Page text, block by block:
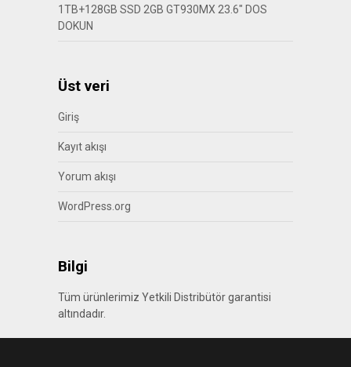
1TB+128GB SSD 2GB GT930MX 23.6″ DOS
DOKUN
Üst veri
Giriş
Kayıt akışı
Yorum akışı
WordPress.org
Bilgi
Tüm ürünlerimiz Yetkili Distribütör garantisi
altındadır.